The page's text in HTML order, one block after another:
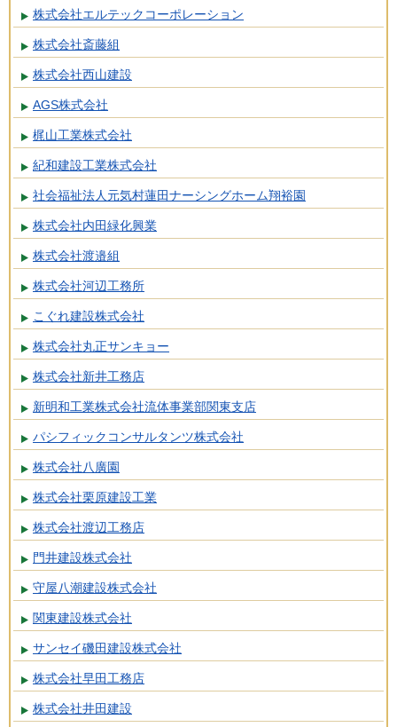
株式会社エルテックコーポレーション
株式会社斎藤組
株式会社西山建設
AGS株式会社
梶山工業株式会社
紀和建設工業株式会社
社会福祉法人元気村蓮田ナーシングホーム翔裕園
株式会社内田緑化興業
株式会社渡邉組
株式会社河辺工務所
こぐれ建設株式会社
株式会社丸正サンキョー
株式会社新井工務店
新明和工業株式会社流体事業部関東支店
パシフィックコンサルタンツ株式会社
株式会社八廣園
株式会社栗原建設工業
株式会社渡辺工務店
門井建設株式会社
守屋八潮建設株式会社
関東建設株式会社
サンセイ磯田建設株式会社
株式会社早田工務店
株式会社井田建設